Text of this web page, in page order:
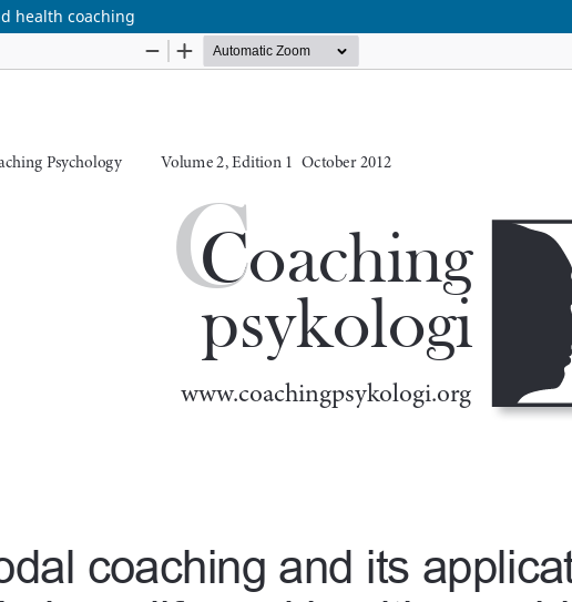
health coaching